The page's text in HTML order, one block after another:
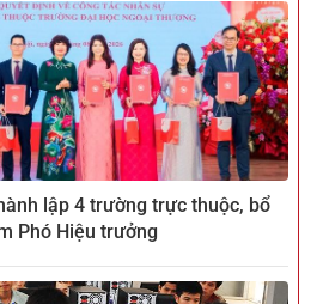
lập 4 trường trực thuộc, bổ
Phó Hiệu trưởng